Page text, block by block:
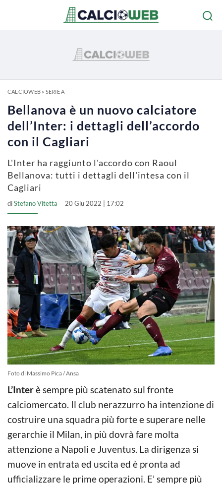
CALCIOWEB» SERIE A
Bellanova è un nuovo calciatore
dell’Inter: i dettagli dell’accordo
con il Cagliari
L'Inter ha raggiunto l'accordo con Raoul
Bellanova: tutti i dettagli dell'intesa con il
Cagliari
diStefano Vitetta 20 Giu 2022 | 17:02
Foto di Massimo Pica / Ansa
L’Interè sempre più scatenato sul fronte
calciomercato. Il club nerazzurro ha intenzione di
costruire una squadra più forte e superare nelle
gerarchie il Milan, in più dovrà fare molta
attenzione a Napoli e Juventus. La dirigenza si
muove in entrata ed uscita ed è pronta ad
ufficializzare le prime operazioni. E’ sempre più